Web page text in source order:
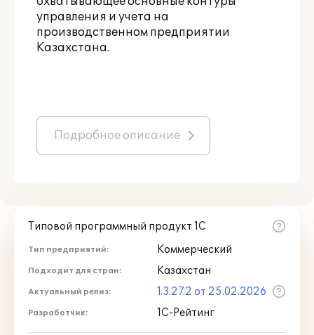
управления и учета на
производственном предприятии
Казахстана.
Подробное описание
Типовой программный продукт 1С
Тип предприятий: Коммерческий
Подходит для стран: Казахстан
Актуальный релиз: 1.3.27.2 от 25.02.2026
Разработчик: 1С-Рейтинг